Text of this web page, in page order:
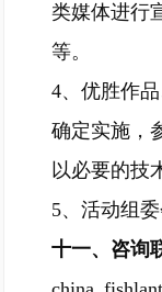
类媒体进行
等。
4、优胜作
确定实施，
以必要的技
5、活动组
十一、咨询